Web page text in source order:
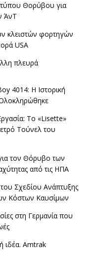
Θορύβου για
ΆνΤ
κλειστών φορτηγών
USA
πλευρά
4014: Η Ιστορική
Το «Lisette»
Τούνελ του
τον Θόρυβο των
από τις ΗΠΑ
Σχεδίου Ανάπτυξης
Κόστων Καυσίμων
στη Γερμανία που
ιδέα. Amtrak